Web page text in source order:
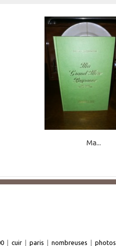
Ma...
| cuir | paris | nombreuses | photos